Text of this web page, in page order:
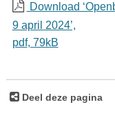
Download
9 april 2024’,
pdf, 79kB
Deel deze pagina